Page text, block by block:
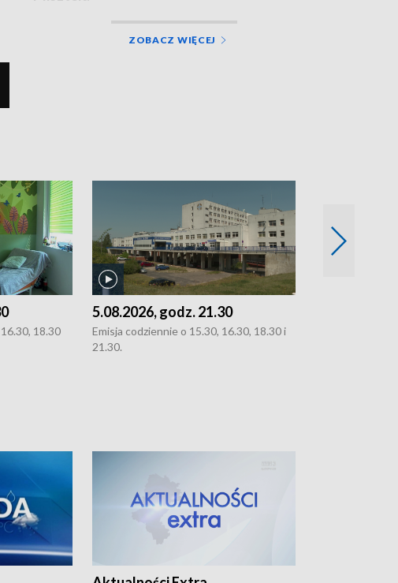
ZOBACZ WIĘCEJ
18.30
5.08.2026, godz. 21.30
Emisja codziennie o 15.30, 16.30, 18.30 i
21.30.